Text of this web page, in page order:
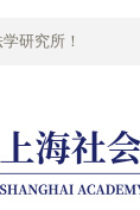
研究所！